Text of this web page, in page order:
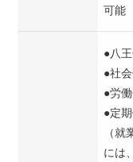
可能
●八
●社
●労
●定
（
には